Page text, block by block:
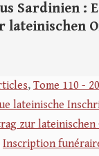
Sardinien :
lateinischen
, Tome 110 -
lateinische
zur lateinischen
Inscription